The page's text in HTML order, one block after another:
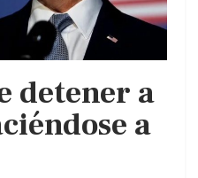
detener a
a